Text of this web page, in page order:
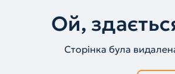
Ой,
Сторінка була